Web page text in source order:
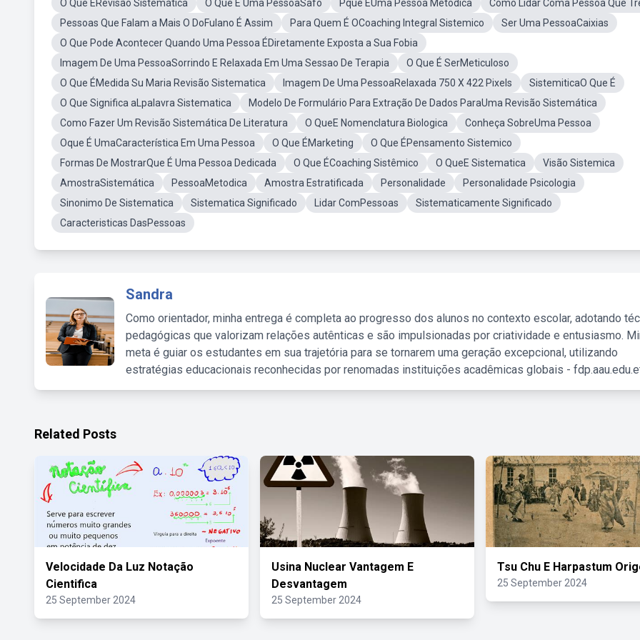
O Que ÉRevisão Sistemática
O Que É Uma PessoaSafo Pque EUma Pessoa Metodica
Como Lidar Coma Pessoa Que
Pessoas Que Falam a Mais O DoFulano É Assim
Para Quem É OCoaching Integral Sistemico
Ser Uma PessoaCaixias
O Que Pode Acontecer Quando Uma Pessoa ÉDiretamente Exposta a Sua Fobia
Imagem De Uma PessoaSorrindo E Relaxada Em Uma Sessao De Terapia
O Que É SerMeticuloso
O Que ÉMedida Su Maria Revisão Sistematica
Imagem De Uma PessoaRelaxada 750 X 422 Pixels
SistemiticaO Que É
O Que Significa aLpalavra Sistematica
Modelo De Formulário Para Extração De Dados ParaUma Revisão Sistemática
Como Fazer Um Revisão Sistemática De Literatura
O QueE Nomenclatura Biologica
Conheça SobreUma Pessoa
Oque É UmaCaracterística Em Uma Pessoa
O Que ÉMarketing
O Que ÉPensamento Sistemico
Formas De MostrarQue É Uma Pessoa Dedicada
O Que ÉCoaching Sistêmico O QueE Sistematica
Visão Sistemica
AmostraSistemática
PessoaMetodica Amostra Estratificada Personalidade
Personalidade Psicologia
Sinonimo De Sistematica
Sistematica Significado Lidar ComPessoas
Sistematicamente Significado
Caracteristicas DasPessoas
Sandra
Como orientador, minha entrega é completa ao progresso dos alunos no contexto escolar, adotando
pedagógicas que valorizam relações autênticas e são impulsionadas por criatividade e entusiasmo.
meta é guiar os estudantes em sua trajetória para se tornarem uma geração excepcional, utilizando
estratégias educacionais reconhecidas por renomadas instituições acadêmicas globais -
Related Posts
Velocidade Da Luz Notação
Cientifica
25 September 2024
Usina Nuclear Vantagem E
Desvantagem
25 September 2024
Tsu Chu E Harpastum
25 September 2024